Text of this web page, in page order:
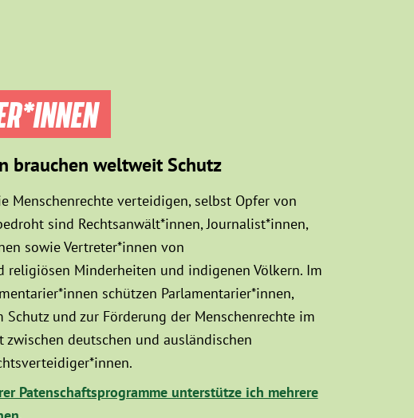
brauchen weltweit Schutz
Menschenrechte verteidigen, selbst Opfer von
sind Rechtsanwält*innen, Journalist*innen,
sowie Vertreter*innen von
religiösen Minderheiten und indigenen Völkern. Im
schützen Parlamentarier*innen,
und zur Förderung der Menschenrechte im
deutschen und ausländischen
Patenschaftsprogramme unterstütze ich mehrere